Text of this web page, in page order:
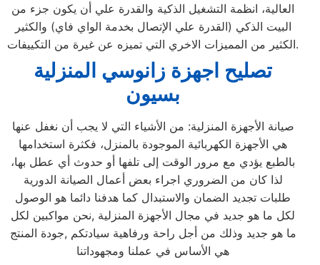
العالية، انظمة التشغيل الذكية والقدرة علي أن يكون جزء من
البيت الذكي (القدرة علي الإتصال بخدمة الواي فاي) والكثير
الكثير من المميزات الاخري التي تميزه عن غيرة من التكييفات.
تصليح اجهزة زانوسي المنزلية
بسيون
صيانة الأجهزة المنزلية: من الأشياء التي لا يجب أن نغفل عنها
هي الأجهزة الكهربائية الموجودة بالمنزل، فكثرة استخدامها
بالطبع يؤدي مع مرور الوقت إلى تلفها أو حدوث أي عطل بها،
لذا كان من الضروري اجراء بعض أعمال الصيانة الدورية
طلبات تجديد الضمان والاستبدال كما هدفنا دائما هو الوصول
لكل ما هو جديد في مجال الأجهزة المنزلية ,نحن مواكبين لكل
ما هو جديد وذلك من أجل راحة ورفاهية سيادتكم ,جودة المنتج
هي الأساس في عملنا ومجهوداتنا